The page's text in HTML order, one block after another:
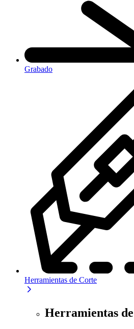
Grabado
Herramientas de Corte
Herramientas